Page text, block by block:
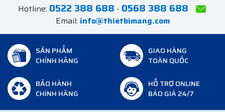
Hotline: 0522 388 688 - 0568 388 688
Email: info@thietbimang.com
SẢN PHẨM
CHÍNH HÃNG
GIAO HÀNG
TOÀN QUỐC
BẢO HÀNH
CHÍNH HÃNG
HỖ TRỢ ONLINE
BÁO GIÁ 24/7